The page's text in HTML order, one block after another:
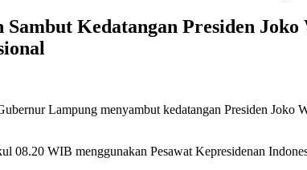
Kedatangan Presiden
Lampung menyambut kedatangan Presiden
08.20 WIB menggunakan Pesawat Kepresidenan